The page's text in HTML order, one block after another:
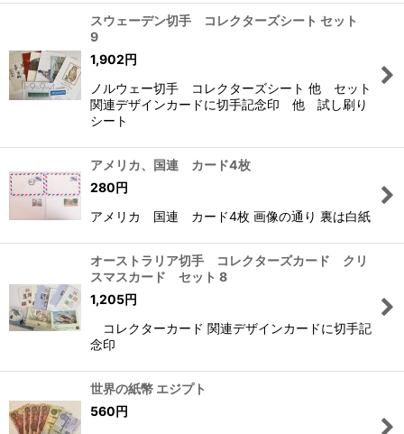
スウェーデン切手 コレクターズシート セット
9
1,902円
ノルウェー切手 コレクターズシート 他 セット
関連デザインカードに切手記念印 他 試し刷り
シート
アメリカ、国連 カード4枚
280円
アメリカ 国連 カード4枚 画像の通り 裏は白紙
オーストラリア切手 コレクターズカード クリ
スマスカード セット 8
1,205円
コレクターカード 関連デザインカードに切手記
念印
世界の紙幣 エジプト
560円